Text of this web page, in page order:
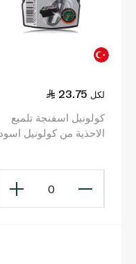
23.75 لكل
كولونيل اسفنجة تلميع
الاحذية من كولونيل اسود
0